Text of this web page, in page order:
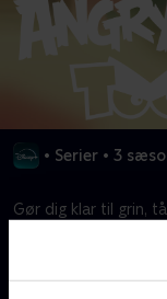
• Serier • 3
Gør dig klar til grin,